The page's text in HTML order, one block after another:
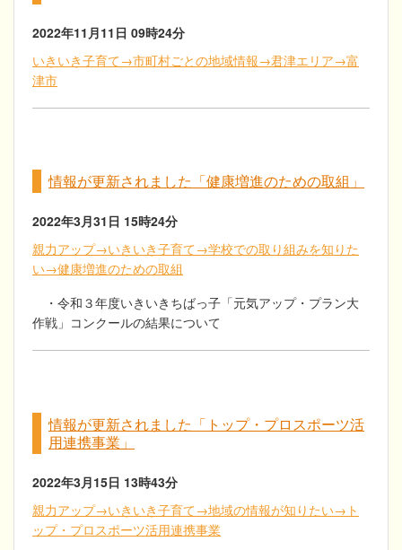
2022年11月11日 09時24分
いきいき子育て→市町村ごとの地域情報→君津エリア→富
津市
情報が更新されました「健康増進のための取組」
2022年3月31日 15時24分
親力アップ→いきいき子育て→学校での取り組みを知りた
い→健康増進のための取組
・令和３年度いきいきちばっ子「元気アップ・プラン大
作戦」コンクールの結果について
情報が更新されました「トップ・プロスポーツ活
用連携事業」
2022年3月15日 13時43分
親力アップ→いきいき子育て→地域の情報が知りたい→ト
ップ・プロスポーツ活用連携事業